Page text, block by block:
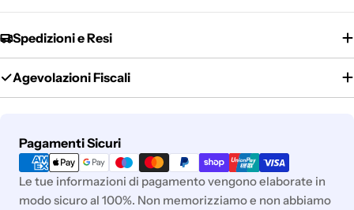
Spedizioni e Resi
Agevolazioni Fiscali
Pagamenti Sicuri
Metodi
di
pagamento
Le tue informazioni di pagamento vengono elaborate in
modo sicuro al 100%. Non memorizziamo e non abbiamo